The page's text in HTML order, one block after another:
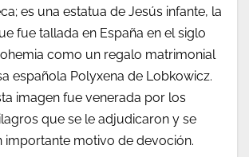
es una estatua de Jesús infante, la
fue tallada en España en el siglo
como un regalo matrimonial
española Polyxena de Lobkowicz.
imagen fue venerada por los
que se le adjudicaron y se
importante motivo de devoción.